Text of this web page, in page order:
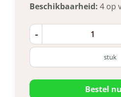
Beschikbaarheid: 4 op
-
stuk
Bestel